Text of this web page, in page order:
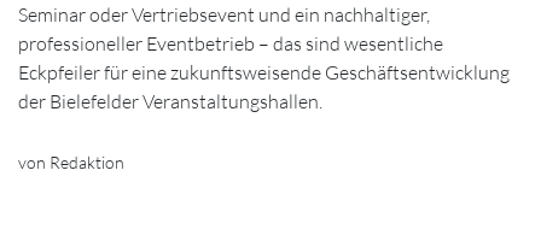
Seminar oder Vertriebsevent und ein nachhaltiger,
professioneller Eventbetrieb – das sind wesentliche
Eckpfeiler für eine zukunftsweisende Geschäftsentwicklung
der Bielefelder Veranstaltungshallen.
von Redaktion